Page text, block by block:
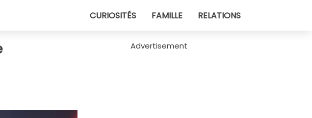
CURIOSITÉS FAMILLE RELATIONS
Advertisement